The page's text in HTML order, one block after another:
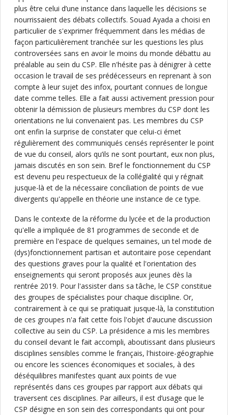
plus être celui d’une instance dans laquelle les décisions se
nourrissaient des débats collectifs. Souad Ayada a choisi en
particulier de s'exprimer fréquemment dans les médias de
façon particulièrement tranchée sur les questions les plus
controversées sans en avoir le moins du monde débattu au
préalable au sein du CSP. Elle n'hésite pas à dénigrer à cette
occasion le travail de ses prédécesseurs en reprenant à son
compte à leur sujet des infox, pourtant connues de longue
date comme telles. Elle a fait aussi activement pression pour
obtenir la démission de plusieurs membres du CSP dont les
orientations ne lui convenaient pas. Les membres du CSP
ont enfin la surprise de constater que celui-ci émet
régulièrement des communiqués censés représenter le point
de vue du conseil, alors qu’ils ne sont pourtant, eux non plus,
jamais discutés en son sein. Bref le fonctionnement du CSP
est devenu peu respectueux de la collégialité qui y régnait
jusque-là et de la nécessaire conciliation de points de vue
divergents qu'appelle en théorie une instance de ce type.
Dans le contexte de la réforme du lycée et de la production
qu'elle a impliquée de 81 programmes de seconde et de
première en l'espace de quelques semaines, un tel mode de
(dys)fonctionnement partisan et autoritaire pose cependant
des questions graves pour la qualité et l'orientation des
enseignements qui seront proposés aux jeunes dès la
rentrée 2019. Pour l'assister dans sa tâche, le CSP constitue
des groupes de spécialistes pour chaque discipline. Or,
contrairement à ce qui se pratiquait jusque-là, la constitution
de ces groupes n'a fait cette fois l'objet d'aucune discussion
collective au sein du CSP. La présidence a mis les membres
du conseil devant le fait accompli, aboutissant dans plusieurs
disciplines sensibles comme le français, l'histoire-géographie
ou encore les sciences économiques et sociales, à des
déséquilibres manifestes quant aux points de vue
représentés dans ces groupes par rapport aux débats qui
traversent ces disciplines. Par ailleurs, il est d’usage que le
CSP désigne en son sein des correspondants qui ont pour